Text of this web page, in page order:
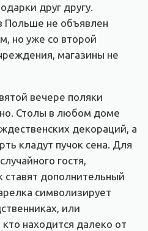
друг другу.
Польше не объявлен
но уже со второй
магазины не
вечере поляки
Столы в любом доме
декораций, а
кладут пучок сена. Для
гостя,
ставят дополнительный
символизирует
или
находится далеко от